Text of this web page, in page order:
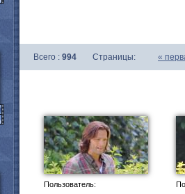
Всего : 994 Страницы: «
Пользователь: